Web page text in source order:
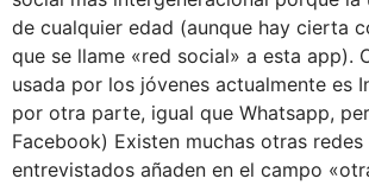
de cualquier edad (aunque hay cierta
que se llame «red social» a esta app).
usada por los jóvenes actualmente es
por otra parte, igual que Whatsapp,
Facebook) Existen muchas otras
entrevistados añaden en el campo